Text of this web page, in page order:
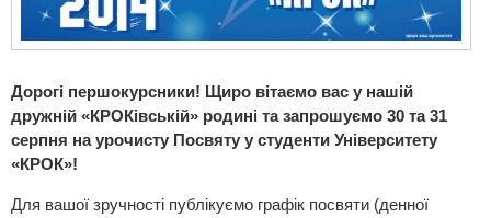
Дорогі першокурсники! Щиро вітаємо вас у нашій
дружній «КРОКівській» родині та запрошуємо 30 та 31
серпня на урочисту Посвяту у студенти Університету
«КРОК»!
Для вашої зручності публікуємо графік посвяти (денної